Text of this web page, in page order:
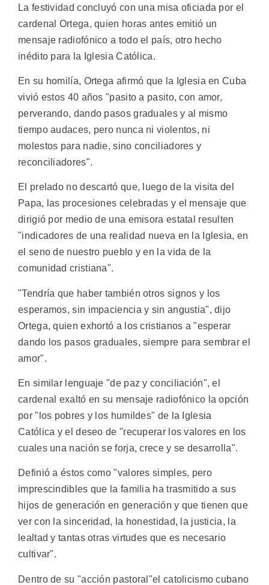
La festividad concluyó con una misa oficiada por el
cardenal Ortega, quien horas antes emitió un
mensaje radiofónico a todo el país, otro hecho
inédito para la Iglesia Católica.
En su homilía, Ortega afirmó que la Iglesia en Cuba
vivió estos 40 años "pasito a pasito, con amor,
perverando, dando pasos graduales y al mismo
tiempo audaces, pero nunca ni violentos, ni
molestos para nadie, sino conciliadores y
reconciliadores".
El prelado no descartó que, luego de la visita del
Papa, las procesiones celebradas y el mensaje que
dirigió por medio de una emisora estatal resulten
"indicadores de una realidad nueva en la Iglesia, en
el seno de nuestro pueblo y en la vida de la
comunidad cristiana".
"Tendría que haber también otros signos y los
esperamos, sin impaciencia y sin angustia", dijo
Ortega, quien exhortó a los cristianos a "esperar
dando los pasos graduales, siempre para sembrar el
amor".
En similar lenguaje "de paz y conciliación", el
cardenal exaltó en su mensaje radiofónico la opción
por "los pobres y los humildes" de la Iglesia
Católica y el deseo de "recuperar los valores en los
cuales una nación se forja, crece y se desarrolla".
Definió a éstos como "valores simples, pero
imprescindibles que la familia ha trasmitido a sus
hijos de generación en generación y que tienen que
ver con la sinceridad, la honestidad, la justicia, la
lealtad y tantas otras virtudes que es necesario
cultivar".
Dentro de su "acción pastoral"el catolicismo cubano